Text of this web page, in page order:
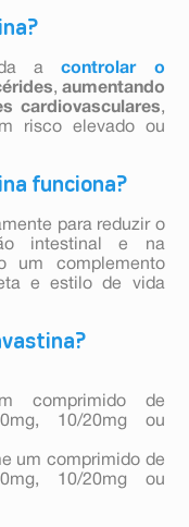
acontrolar o
, aumentando
cardiovasculares,
risco elevado ou
funciona?
para reduzir o
intestinal e na
um complemento
e estilo de vida
comprimido de
10/20mg ou
um comprimido de
10/20mg ou